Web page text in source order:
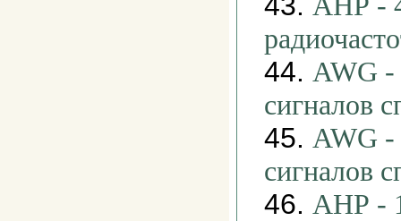
44. AWG -
сигналов
45. AWG -
сигналов
46. АНР -